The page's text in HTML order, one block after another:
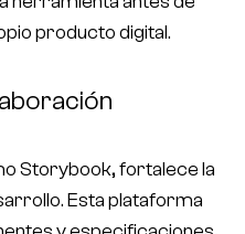
producto digital.
Storybook, fortalece la
Esta plataforma